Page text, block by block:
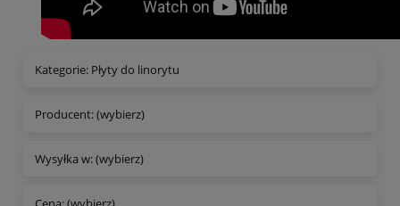
Kategorie: Płyty do linorytu
Producent: (wybierz)
Wysyłka w: (wybierz)